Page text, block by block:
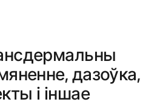
дазоўка,
і іншае